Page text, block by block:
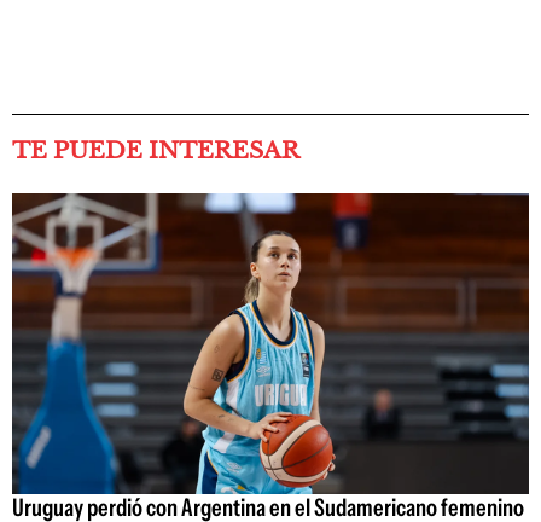
TE PUEDE INTERESAR
Uruguay perdió con Argentina en el Sudamericano femenino